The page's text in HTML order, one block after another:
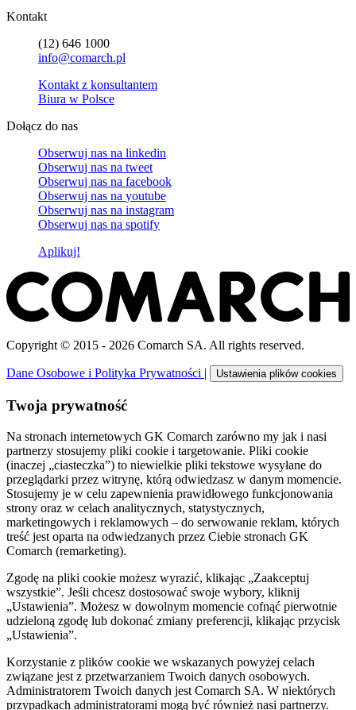
Kontakt
(12) 646 1000
info@comarch.pl
Kontakt z konsultantem
Biura w Polsce
Dołącz do nas
Obserwuj nas na linkedin
Obserwuj nas na tweet
Obserwuj nas na facebook
Obserwuj nas na youtube
Obserwuj nas na instagram
Obserwuj nas na spotify
Aplikuj!
Copyright © 2015 - 2026 Comarch SA. All rights reserved.
Dane Osobowe i Polityka Prywatności | Ustawienia plików cookies
Twoja prywatność
Na stronach internetowych GK Comarch zarówno my jak i nasi
partnerzy stosujemy pliki cookie i targetowanie. Pliki cookie
(inaczej „ciasteczka”) to niewielkie pliki tekstowe wysyłane do
przeglądarki przez witrynę, którą odwiedzasz w danym momencie.
Stosujemy je w celu zapewnienia prawidłowego funkcjonowania
strony oraz w celach analitycznych, statystycznych,
marketingowych i reklamowych – do serwowanie reklam, których
treść jest oparta na odwiedzanych przez Ciebie stronach GK
Comarch (remarketing).
Zgodę na pliki cookie możesz wyrazić, klikając „Zaakceptuj
wszystkie”. Jeśli chcesz dostosować swoje wybory, kliknij
„Ustawienia”. Możesz w dowolnym momencie cofnąć pierwotnie
udzieloną zgodę lub dokonać zmiany preferencji, klikając przycisk
„Ustawienia”.
Korzystanie z plików cookie we wskazanych powyżej celach
związane jest z przetwarzaniem Twoich danych osobowych.
Administratorem Twoich danych jest Comarch SA. W niektórych
przypadkach administratorami mogą być również nasi partnerzy.